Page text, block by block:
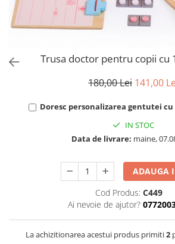
Puzzle
Tablite, Litere si Cifre
Trusa doctor pentru copii cu
180,00 Lei 141,00
Doresc personalizarea gentutei cu
IN STOC
Data de livrare: maine,
ADAUGA
Cod Produs: C449
Ai nevoie de ajutor?
La achizitionarea acestui produs primiti2